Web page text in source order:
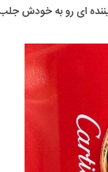
ای رو به خودش جلب